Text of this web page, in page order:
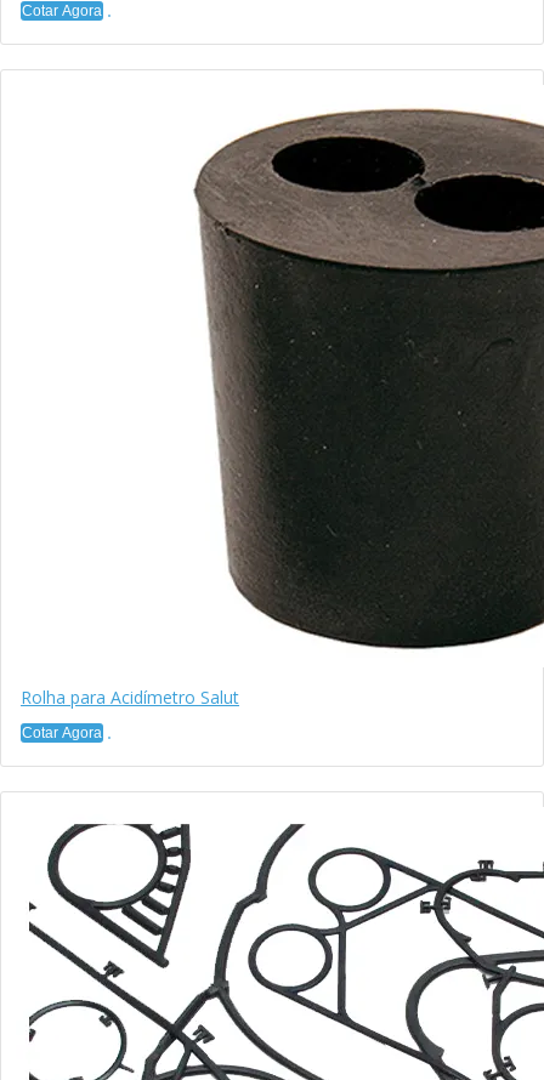
Cotar Agora
Rolha para Acidímetro Salut
Cotar Agora